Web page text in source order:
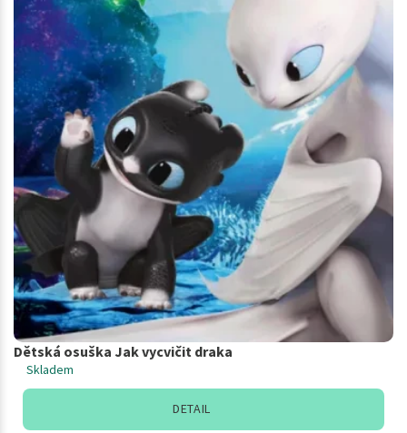
Dětská osuška Jak vycvičit draka
Skladem
DETAIL